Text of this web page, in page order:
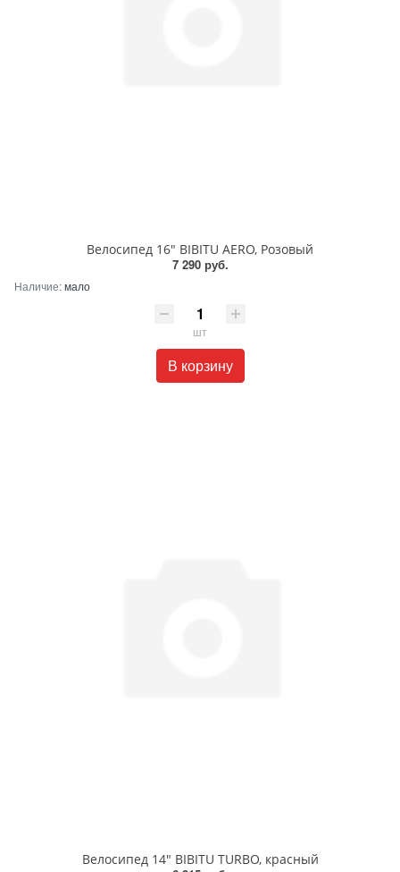
Велосипед 16" BIBITU AERO, Розовый
7 290 руб.
Наличие:мало
шт
В корзину
Велосипед 14" BIBITU TURBO, красный